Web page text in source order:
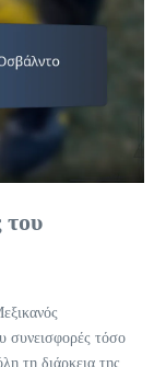
του
συνεισφορές τόσο
τη διάρκεια της